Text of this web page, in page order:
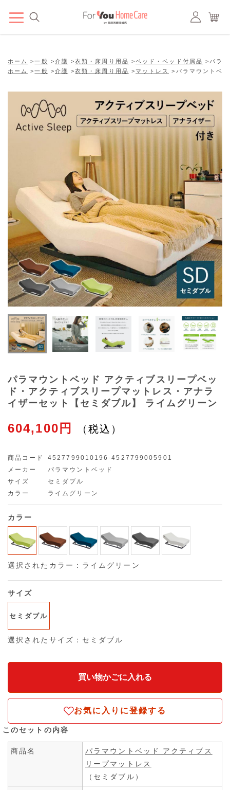
ホーム >一般 >介護 >衣類・床周り用品 >ベッド・ベッド付属品 > パラ
ホーム
>一般 >介護 >衣類・床周り用品 > マットレス > パラマウントベ
パラマウントベッド アクティブスリープベッ
ド・アクティブスリープマットレス・アナラ
イザーセット【セミダブル】 ライムグリーン
604,100円
商品コード
4527799010196-4527799005901
メーカー
パラマウントベッド
サイズ
セミダブル
カラー
ライムグリーン
カラー
選択されたカラー：ライムグリーン
サイズ
セミダブル
選択されたサイズ：セミダブル
お気に入りに登録する
このセットの内容
商品名
パラマウントベッド アクティブス
リープマットレス
（セミダブル）